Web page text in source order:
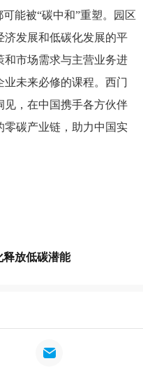
能被“碳中和”重塑。园区
济发展和低碳化发展的平
和市场需求与主营业务进
未来必修的课程。西门
见，在中国携手各方伙伴
零碳产业链，助力中国实
释放低碳潜能